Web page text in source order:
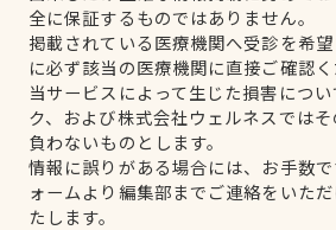
全に保証するものではありません。
掲載されている医療機関へ受診を希
に必ず該当の医療機関に直接ご確認く
当サービスによって生じた損害につ
ク、および株式会社ウェルネスでは
負わないものとします。
情報に誤りがある場合には、お手数
ォームより編集部までご連絡をいた
たします。